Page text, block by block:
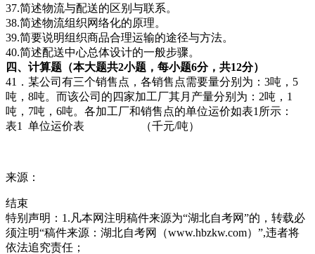
37.简述物流与配送的区别与联系。
38.简述物流组织网络化的原理。
39.简要说明组织商品合理运输的途径与方法。
40.简述配送中心总体设计的一般步骤。
四、计算题（本大题共2小题，每小题6分，共12分）
41．某公司有三个销售点，各销售点需要量分别为：3吨，5
吨，8吨。而该公司的四家加工厂其月产量分别为：2吨，1
吨，7吨，6吨。各加工厂和销售点的单位运价如表1所示：
表1 单位运价表 （千元/吨）
来源：
结束
特别声明：1.凡本网注明稿件来源为“湖北自考网”的，转载必
须注明“稿件来源：湖北自考网（www.hbzkw.com）”,违者将
依法追究责任；